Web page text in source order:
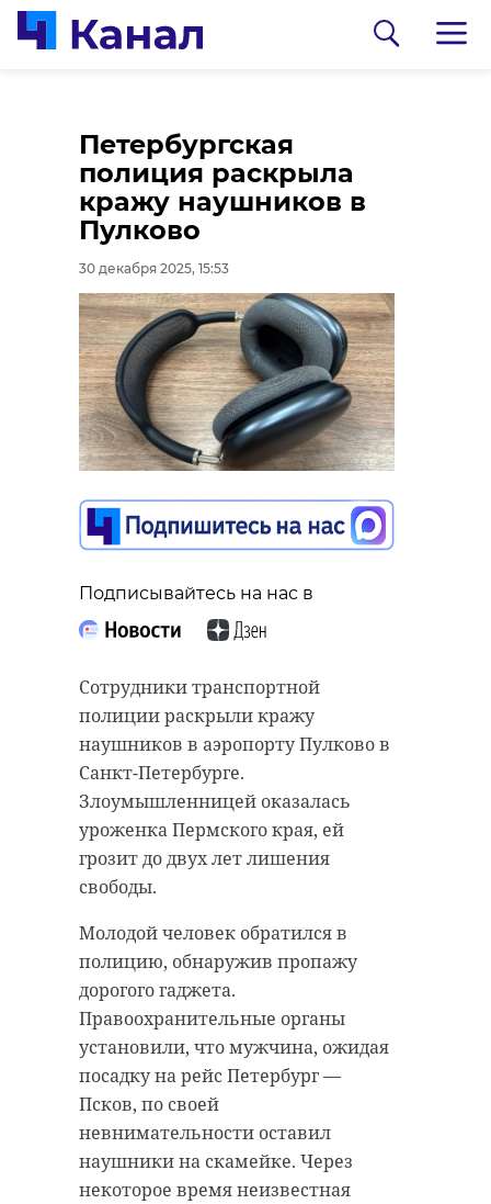
Петербургская
полиция раскрыла
кражу наушников в
Пулково
30 декабря 2025, 15:53
Подписывайтесь на нас в
Сотрудники транспортной
полиции раскрыли кражу
наушников в аэропорту Пулково в
Санкт-Петербурге.
Злоумышленницей оказалась
уроженка Пермского края, ей
грозит до двух лет лишения
свободы.
Молодой человек обратился в
полицию, обнаружив пропажу
дорогого гаджета.
Правоохранительные органы
установили, что мужчина, ожидая
посадку на рейс Петербург—
Псков, по своей
невнимательности оставил
наушники на скамейке. Через
некоторое время неизвестная
Новую горку для
катания на
"ватрушках" откроют
в Выборге
30 декабря 2025, 14:59
Подписывайтесь на нас в
Новая тюбинговая горка на
Батарейной горе откроется в
Выборге 2 января. Посещение
аттракциона будет бесплатным.
Об этом сообщили в районной
администрации.
Для жителей и гостей Выборга
подготовили две трассы для
катания. "Ватрушки" и шлемы
выдают на месте, также сделана
автоматизированная система
подъема тюбингов. В
администрации отметили, что
дети в возрасте 10 лет
допускаются на аттракцион
только в сопровождении
взрослых.